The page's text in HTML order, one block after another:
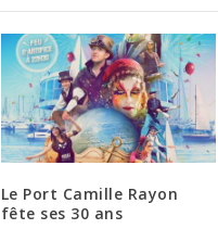
Le Port Camille Rayon
fête ses 30 ans